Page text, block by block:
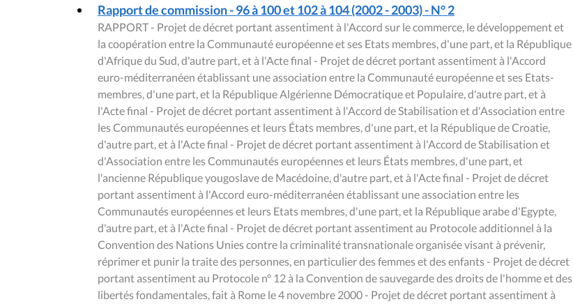
Rapport de commission - 96 à 100 et 102 à 104 (2002 - 2003) - N° 2
RAPPORT - Projet de décret portant assentiment à l'Accord sur le commerce, le développement et
la coopération entre la Communauté européenne et ses Etats membres, d'une part, et la République
d'Afrique du Sud, d'autre part, et à l'Acte final - Projet de décret portant assentiment à l'Accord
euro-méditerranéen établissant une association entre la Communauté européenne et ses Etats-
membres, d'une part, et la République Algérienne Démocratique et Populaire, d'autre part, et à
l'Acte final - Projet de décret portant assentiment à l'Accord de Stabilisation et d'Association entre
les Communautés européennes et leurs États membres, d'une part, et la République de Croatie,
d'autre part, et à l'Acte final - Projet de décret portant assentiment à l'Accord de Stabilisation et
d'Association entre les Communautés européennes et leurs États membres, d'une part, et
l'ancienne République yougoslave de Macédoine, d'autre part, et à l'Acte final - Projet de décret
portant assentiment à l'Accord euro-méditerranéen établissant une association entre les
Communautés européennes et leurs Etats membres, d'une part, et la République arabe d'Egypte,
d'autre part, et à l'Acte final - Projet de décret portant assentiment au Protocole additionnel à la
Convention des Nations Unies contre la criminalité transnationale organisée visant à prévenir,
réprimer et punir la traite des personnes, en particulier des femmes et des enfants - Projet de décret
portant assentiment au Protocole n° 12 à la Convention de sauvegarde des droits de l'homme et des
libertés fondamentales, fait à Rome le 4 novembre 2000 - Projet de décret portant assentiment à